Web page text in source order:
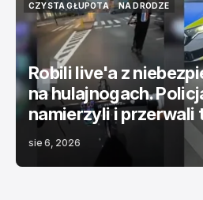
CZYSTA GŁUPOTA
CZYSTA GŁUPOTA
NA DRODZE
NA DRODZE
Robili live'a z
na hulajnogach.
namierzyli i przerwali
sie 6, 2026